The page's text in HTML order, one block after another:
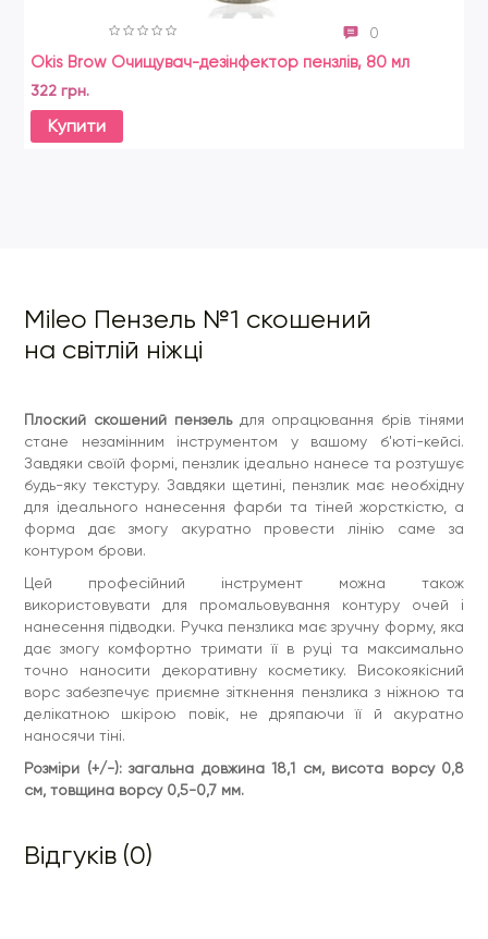
0
Okis Brow Очищувач-дезінфектор пензлів, 80 мл
322 грн.
Купити
Mileo Пензель №1 скошений
на світлій ніжці
Плоский скошений пензельдля опрацювання брів тінями
стане незамінним інструментом у вашому б'юті-кейсі.
Завдяки своїй формі, пензлик ідеально нанесе та розтушує
будь-яку текстуру. Завдяки щетині, пензлик має необхідну
для ідеального нанесення фарби та тіней жорсткістю, а
форма дає змогу акуратно провести лінію саме за
контуром брови.
Цей професійний інструмент можна також
використовувати для промальовування контуру очей і
нанесення підводки. Ручка пензлика має зручну форму, яка
дає змогу комфортно тримати її в руці та максимально
точно наносити декоративну косметику. Високоякісний
ворс забезпечує приємне зіткнення пензлика з ніжною та
делікатною шкірою повік, не дряпаючи її й акуратно
наносячи тіні.
Розміри (+/-): загальна довжина 18,1 см, висота ворсу 0,8
см, товщина ворсу 0,5-0,7 мм.
Відгуків (0)